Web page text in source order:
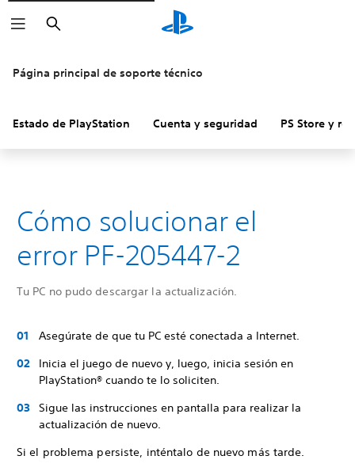
Buscar
Página principal de soporte técnico
Estado de PlayStation Cuenta y seguridad PS Store y
Cómo solucionar el
error PF-205447-2
Tu PC no pudo descargar la actualización.
Asegúrate de que tu PC esté conectada a Internet.
Inicia el juego de nuevo y, luego, inicia sesión en
PlayStation® cuando te lo soliciten.
Sigue las instrucciones en pantalla para realizar la
actualización de nuevo.
Si el problema persiste, inténtalo de nuevo más tarde.